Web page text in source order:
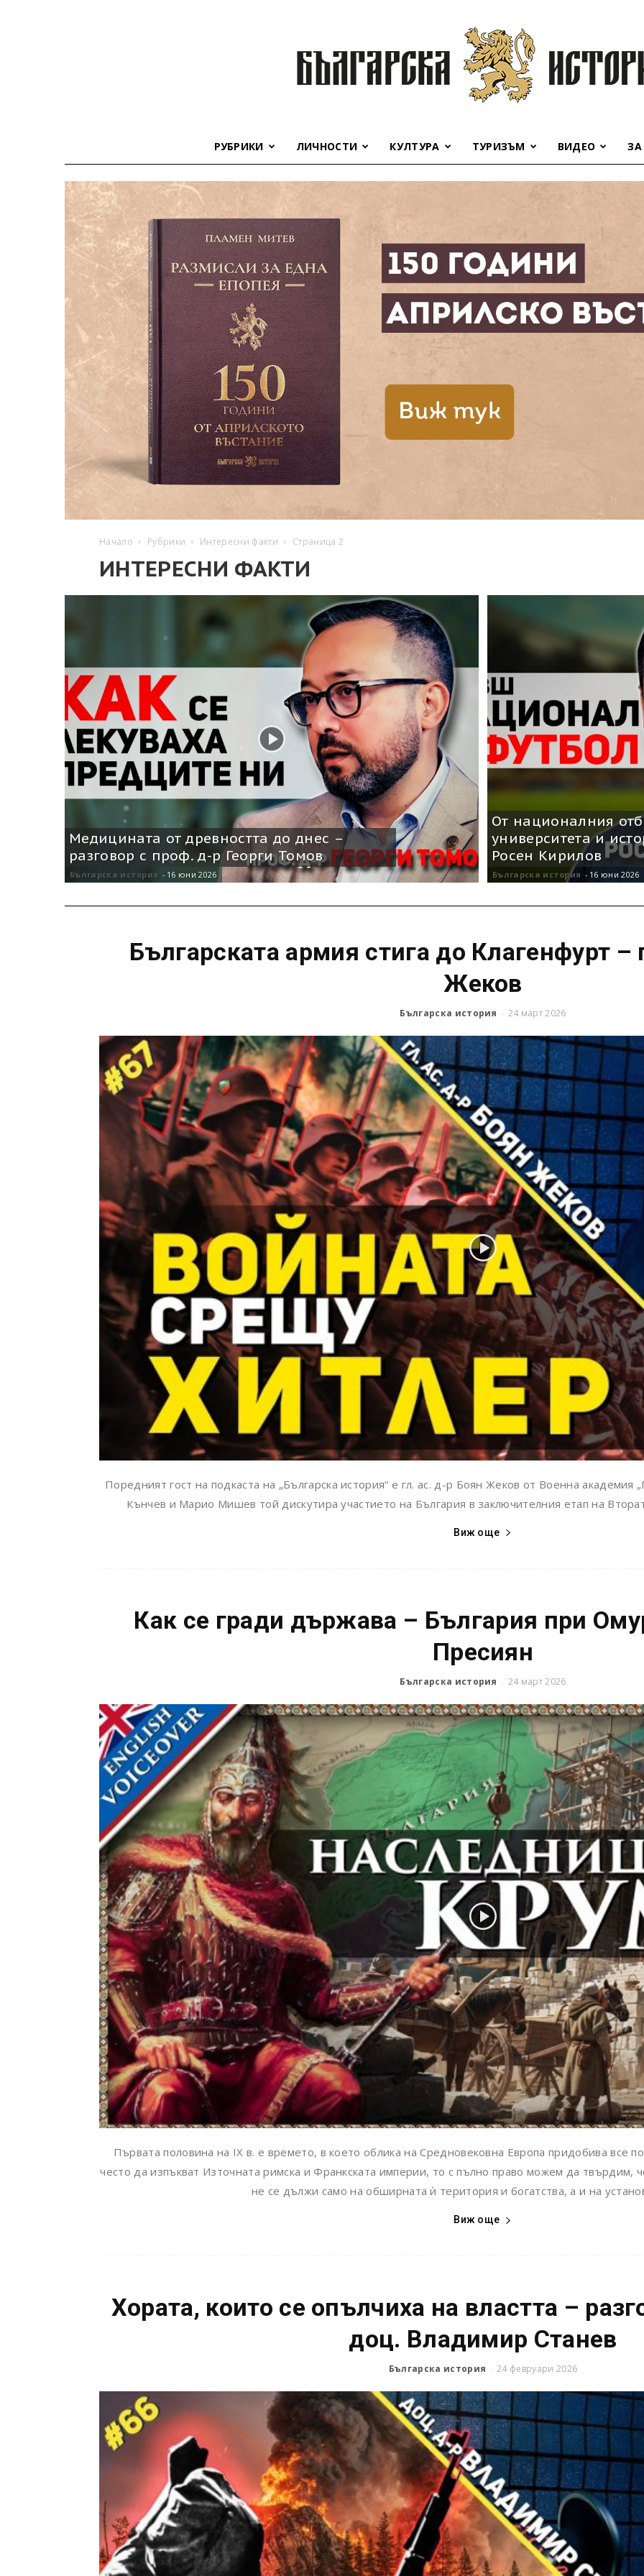
история
РУБРИКИ ЛИЧНОСТИ КУЛТУРА ТУРИЗЪМ ВИДЕО
Начало Рубрики Интересни факти Страница 2
ИНТЕРЕСНИ ФАКТИ
Медицината от древността до днес –
разговор с проф. д-р Георги Томов
Българска история - 16 юни 2026
От националния
университета и
Росен Кирилов
Българска история - 16 юни 2026
Българската армия стига до Клагенфурт –
Жеков
Българска история - 24 март 2026
Поредният гост на подкаста на „Българска история“ е гл. ас. д-р Боян Жеков от Военна академия
Кънчев и Марио Мишев той дискутира участието на България в заключителния етап на
Виж още
Как се гради държава – България при
Пресиян
Българска история - 24 март 2026
Първата половина на IX в. е времето, в което облика на Средновековна Европа придобива все
често да изпъкват Източната римска и Франкската империи, то с пълно право можем да твърдим,
не се дължи само на обширната ѝ територия и богатства, а и на
Виж още
Хората, които се опълчиха на властта –
доц. Владимир Станев
Българска история - 24 февруари 2026